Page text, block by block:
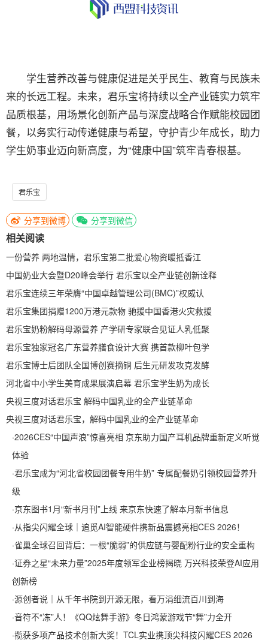
学生营养改善与健康促进是关乎民生、教育与民族未
来的长远工程。未来，君乐宝将持续以全产业链实力筑牢
品质根基，用场景化创新产品与深度战略合作赋能校园团
餐，以务实行动传递健康与希望，守护青少年成长，助力
学生奶事业迈向新高度，为“健康中国”筑牢青春根基。
君乐宝
分享到微博 分享到微信
相关阅读
一份营养 两地温情，君乐宝第二批爱心物资暖抵香江
中国奶业大会暨D20峰会举行 君乐宝以全产业链创新诠释
君乐宝连续三年荣膺“中国卓越管理公司(BMC)”权威认
君乐宝集团捐赠1200万港元款物 驰援中国香港火灾救援
君乐宝奶粉解码母源营养 产学研专家联合见证人乳低聚
君乐宝独家冠名广东营养膳食设计大赛 携首款柳叶包学
君乐宝博士后团队全国博创赛摘铜 后生元研发攻克发酵
河北省中小学生美育成果展演启幕 君乐宝学生奶为成长
央视三度对话君乐宝 解码中国乳业的全产业链革命
央视三度对话君乐宝，解码中国乳业的全产业链革命
·2026CES“中国声浪”惊喜亮相 京东助力国产耳机品牌重新定义听觉
体验
·君乐宝成为“河北省校园团餐专用牛奶” 专属配餐奶引领校园营养升
级
·京东图书1月“新书月刊”上线 来京东快速了解本月新书信息
·从指尖闪耀全球｜追觅AI智能硬件携新品震撼亮相CES 2026！
·雀巢全球召回背后：一根“脆弱”的供应链与婴配粉行业的安全重构
·证券之星“未来力量”2025年度领军企业榜揭晓 万兴科技荣登AI应用
创新榜
·源创者说｜从千年书院到开源无限，看万涓细流百川到海
·音符不“冻”人！《QQ炫舞手游》冬日鸿蒙游戏节“舞”力全开
·揽获多项产品技术创新大奖！TCL实业携顶尖科技闪耀CES 2026